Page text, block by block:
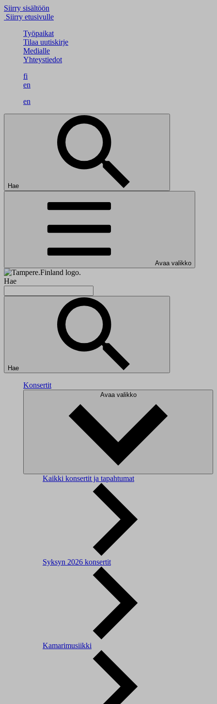
Siirry sisältöön
Siirry etusivulle
Työpaikat
Tilaa uutiskirje
Medialle
Yhteystiedot
fi
en
en
Hae
Avaa valikko
Hae
Hae
Konsertit
Avaa valikko
Kaikki konsertit ja tapahtumat
Syksyn 2026 konsertit
Kamarimusiikki